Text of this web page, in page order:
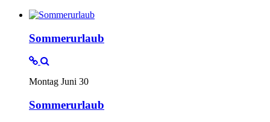
Sommerurlaub
Montag Juni 30
Sommerurlaub